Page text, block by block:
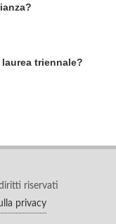
triennale?
riservati
privacy